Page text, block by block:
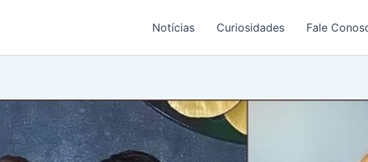
Notícias Curiosidades Fale